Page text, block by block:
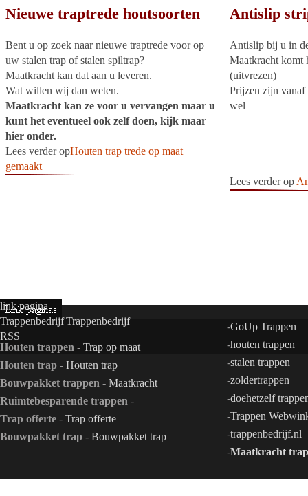
Nieuwe traptrede houtsoorten
Bent u op zoek naar nieuwe traptrede voor op
uw stalen trap of stalen spiltrap?
Maatkracht kan dat aan u leveren.
Wat willen wij dan weten.
Maatkracht kan ze voor u vervangen maar u
kunt het eventueel ook zelf doen, kijk maar
hier onder.
Lees verder opHouten trap trede op maat
gemaakt
Antislip
Antislip bij u in
Maatkracht komt
(uitvrezen)
Prijzen zijn vanaf
wel
Lees verder op
link pagina
Trappenbedrijf|Trappenbedrijf
RSS
Houten trappen - Trap op maat
Houten trap - Houten trap
Bouwpakket trappen - Maatkracht
Bouwpakket trappen
Ruimtebesparende trappen -
Ruimtebesparende trappen
Trap offerte - Trap offerte
Bouwpakket trap - Bouwpakket trap
-GoUp Trappen
-houten trappen
-stalen trappen
-zoldertrappen
-doehetzelf
-Trappen
-trappenbedrijf.nl
-Maatkracht